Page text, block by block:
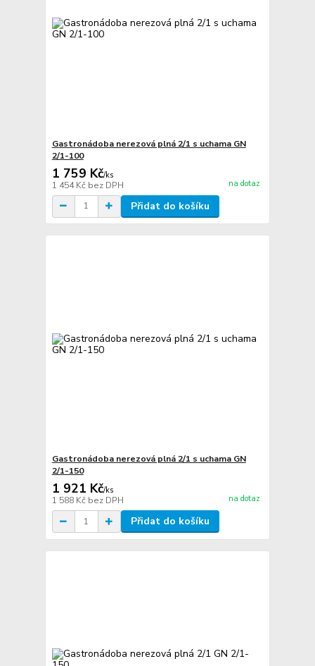
Gastronádoba nerezová plná 2/1 s uchama GN
2/1-100
1 759 Kč/ks
1 454 Kč bez DPH na dotaz
Přidat do košíku
Gastronádoba nerezová plná 2/1 s uchama GN
2/1-150
1 921 Kč/ks
1 588 Kč bez DPH na dotaz
Přidat do košíku